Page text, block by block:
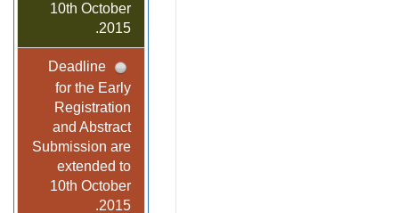
10th October
2015.
Deadline
for the Early
Registration
and Abstract
Submission are
extended to
10th October
2015.